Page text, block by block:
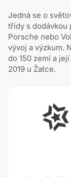
Jedná se o
třídy s dodávkou
Porsche nebo
vývoj a výzkum.
do 150 zemí a
2019 u Žatce.